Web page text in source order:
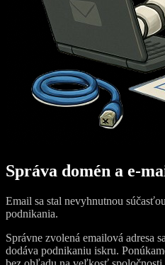
Správa domén a e-
Email sa stal nevyhnutnou
podnikania.
Správne zvolená emailová adresa
dodáva podnikaniu iskru.